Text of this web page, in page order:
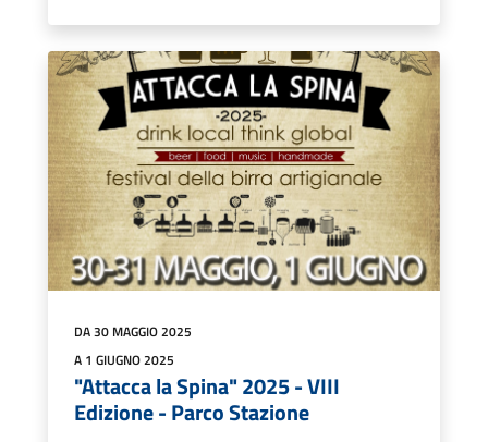
DA 30 MAGGIO 2025
A 1 GIUGNO 2025
"Attacca la Spina" 2025 - VIII
Edizione - Parco Stazione